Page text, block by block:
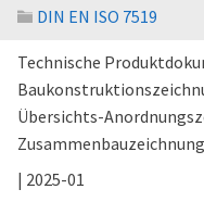
DIN EN ISO 7519
Technische
Übersichts-
| 2025-01